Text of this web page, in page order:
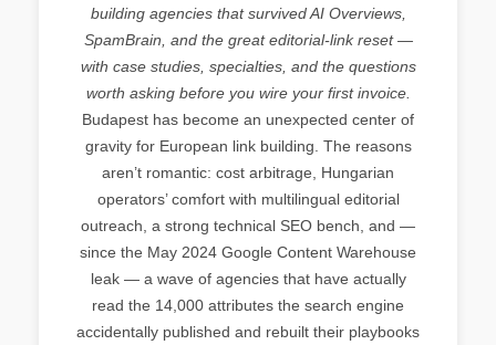
building agencies that survived AI Overviews,
SpamBrain, and the great editorial-link reset —
with case studies, specialties, and the questions
worth asking before you wire your first invoice.
Budapest has become an unexpected center of
gravity for European link building. The reasons
aren’t romantic: cost arbitrage, Hungarian
operators’ comfort with multilingual editorial
outreach, a strong technical SEO bench, and —
since the May 2024 Google Content Warehouse
leak — a wave of agencies that have actually
read the 14,000 attributes the search engine
accidentally published and rebuilt their playbooks